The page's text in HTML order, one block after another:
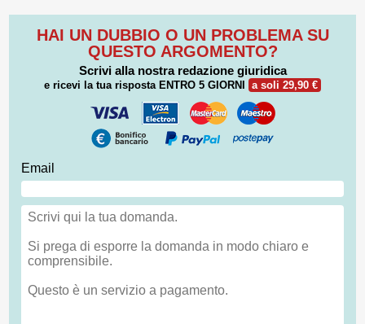
HAI UN DUBBIO O UN PROBLEMA SU
QUESTO ARGOMENTO?
Scrivi alla nostra redazione giuridica
e ricevi la tua risposta ENTRO 5 GIORNI a soli 29,90 €
Email